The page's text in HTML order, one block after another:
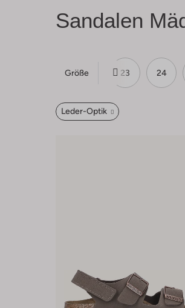
Sandalen
Größe
22 23 24
Leder-Optik